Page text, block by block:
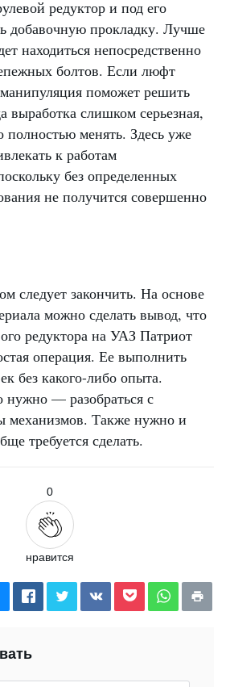
редуктор и под его
добавочную прокладку. Лучше
находиться непосредственно
болтов. Если люфт
поможет решить
выработка слишком серьезная,
полностью менять. Здесь уже
к работам
без определенных
не получится совершенно
следует закончить. На основе
можно сделать вывод, что
редуктора на УАЗ Патриот
операция. Ее выполнить
без какого-либо опыта.
нужно — разобраться с
механизмов. Также нужно и
требуется сделать.
0
нравится